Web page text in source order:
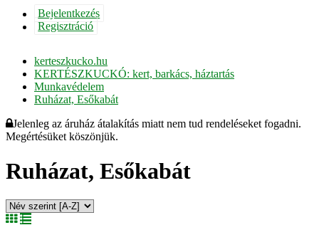
Bejelentkezés
Regisztráció
kerteszkucko.hu
KERTÉSZKUCKÓ: kert, barkács, háztartás
Munkavédelem
Ruházat, Esőkabát
Jelenleg az áruház átalakítás miatt nem tud rendeléseket fogadni.
Megértésüket köszönjük.
Ruházat, Esőkabát